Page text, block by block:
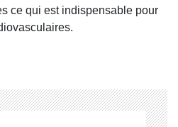
ce qui est indispensable pour